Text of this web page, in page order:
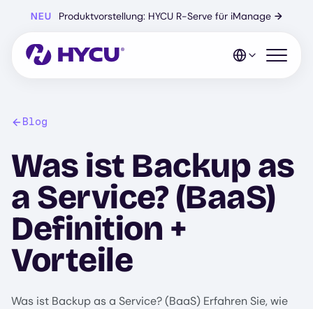
Hauptinhalt
NEU Produktvorstellung: HYCU R-Serve für iManage →
Mobiles
Blog
Was ist Backup as
a Service? (BaaS)
Definition +
Vorteile
Was ist Backup as a Service? (BaaS) Erfahren Sie, wie